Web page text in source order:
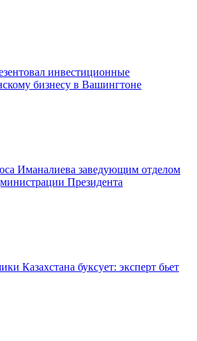
инвестиционные
бизнесу в Вашингтоне
Иманалиева заведующим отделом
Президента
Казахстана буксует: эксперт бьет